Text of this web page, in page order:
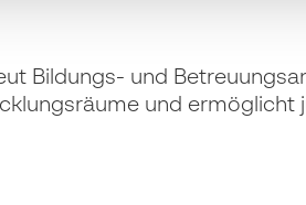
Bildungs- und
und ermöglicht